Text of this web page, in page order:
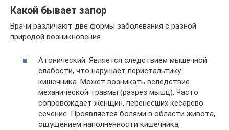
Какой бывает запор
Врачи различают две формы заболевания с разной
природой возникновения.
Атонический. Является следствием мышечной
слабости, что нарушает перистальтику
кишечника. Может возникать вследствие
механической травмы (разрез мышц). Часто
сопровождает женщин, перенесших кесарево
сечение. Проявляется болями в области живота,
ощущением наполненности кишечника,